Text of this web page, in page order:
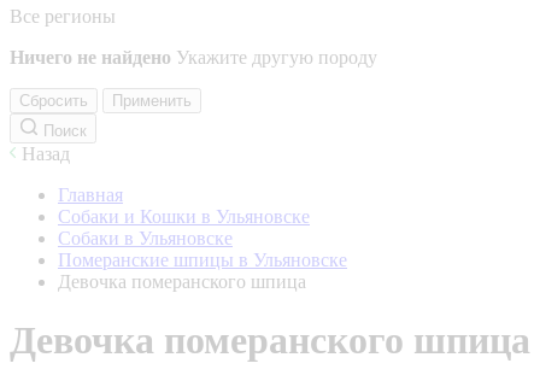
Все регионы
Ничего не найдено Укажите другую породу
Сбросить
Применить
Поиск
Назад
Главная
Собаки и Кошки в Ульяновске
Собаки в Ульяновске
Померанские шпицы в Ульяновске
Девочка померанского шпица
Девочка померанского шпица